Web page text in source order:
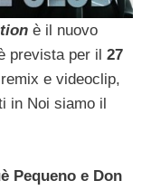
è il nuovo
prevista per il 27
e videoclip,
in Noi siamo il
Pequeno e Don